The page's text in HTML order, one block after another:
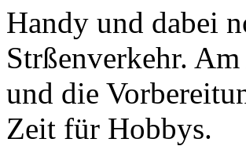
Handy und dabei
Strßenverkehr.
und die
Zeit für Hobbys.